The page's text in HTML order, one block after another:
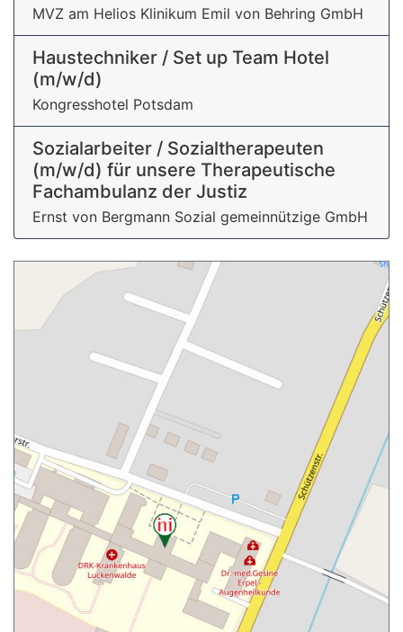
MVZ am Helios Klinikum Emil von Behring GmbH
Haustechniker / Set up Team Hotel
(m/w/d)
Kongresshotel Potsdam
Sozialarbeiter / Sozialtherapeuten
(m/w/d) für unsere Therapeutische
Fachambulanz der Justiz
Ernst von Bergmann Sozial gemeinnützige GmbH